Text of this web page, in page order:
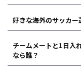
好きな海外のサッカー
チームメートと1日入
なら誰？